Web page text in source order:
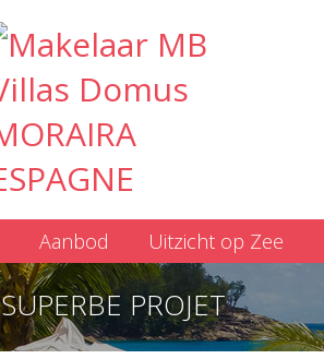
Aanbod Uitzicht op Zee
SUPERBE PROJET